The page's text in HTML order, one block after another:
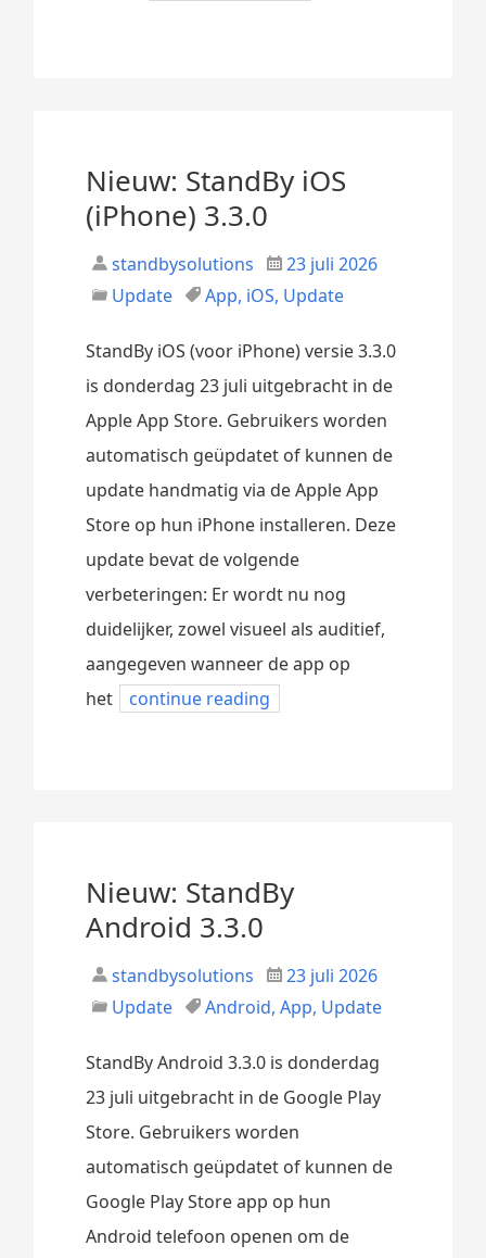
Nieuw: StandBy iOS
(iPhone) 3.3.0
standbysolutions
23 juli 2026
Update
App, iOS, Update
StandBy iOS (voor iPhone) versie 3.3.0
is donderdag 23 juli uitgebracht in de
Apple App Store. Gebruikers worden
automatisch geüpdatet of kunnen de
update handmatig via de Apple App
Store op hun iPhone installeren. Deze
update bevat de volgende
verbeteringen: Er wordt nu nog
duidelijker, zowel visueel als auditief,
aangegeven wanneer de app op
het
continue reading
Nieuw: StandBy
Android 3.3.0
standbysolutions
23 juli 2026
Update
Android,App, Update
StandBy Android 3.3.0 is donderdag
23 juli uitgebracht in de Google Play
Store. Gebruikers worden
automatisch geüpdatet of kunnen de
Google Play Store app op hun
Android telefoon openen om de